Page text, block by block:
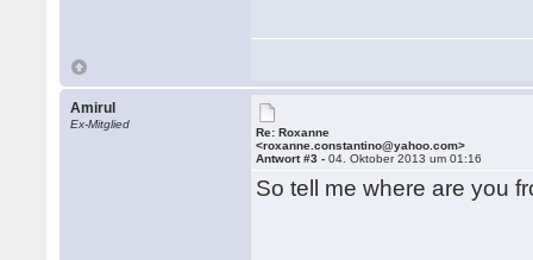
Amirul
Ex-Mitglied
Re: Roxanne
<roxanne.constantino@yahoo.com>
Antwort #3 -04. Oktober 2013 um 01:16
So tell me where are you